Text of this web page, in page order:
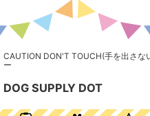
CAUTION DON'T TOUCH(手を出さな
ー
DOG SUPPLY DOT